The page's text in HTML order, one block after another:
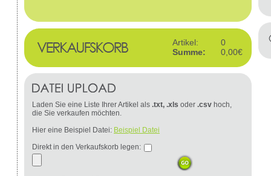
Artikel:
0
Summe:
0,00€
Laden Sie eine Liste Ihrer Artikel als .txt, .xls oder .csv hoch,
die Sie verkaufen möchten.
Hier eine Beispiel Datei: Beispiel Datei
Direkt in den Verkaufskorb legen: